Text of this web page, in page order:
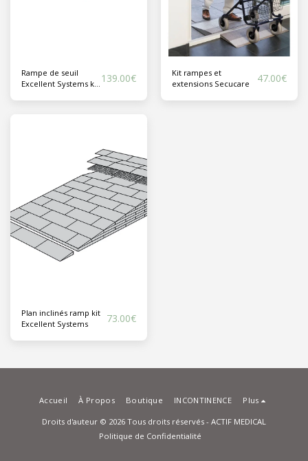
Rampe de seuil
Excellent Systems kit
139.00€
Kit rampes et
extensions Secucare
47.00€
Plan inclinés ramp kit
Excellent Systems
73.00€
Accueil À Propos Boutique INCONTINENCE Plus
Droits d'auteur © 2026 Tous droits réservés - ACTIF MEDICAL
Politique de Confidentialité